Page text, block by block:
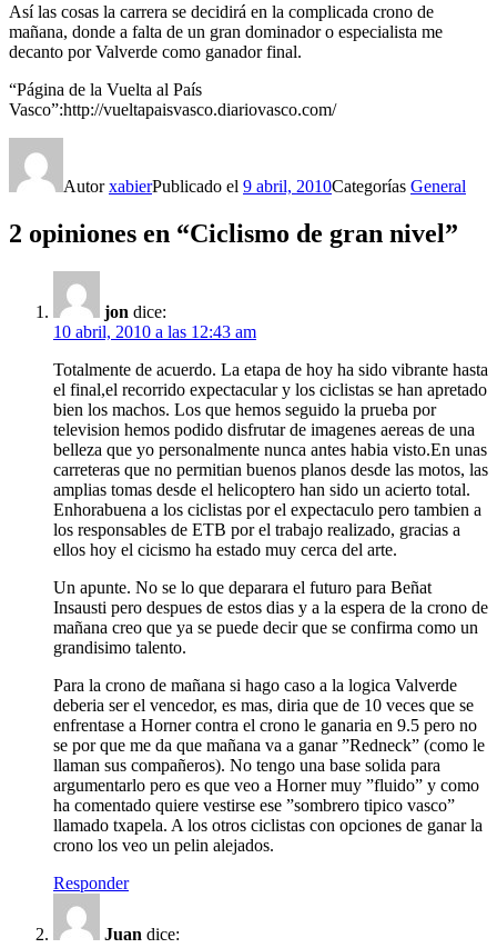
Así las cosas la carrera se decidirá en la complicada crono de
mañana, donde a falta de un gran dominador o especialista me
decanto por Valverde como ganador final.
“Página de la Vuelta al País
Vasco”:http://vueltapaisvasco.diariovasco.com/
AutorxabierPublicado el 9 abril, 2010Categorías General
2 opiniones en “Ciclismo de gran nivel”
jon dice:
10 abril, 2010 a las 12:43 am
Totalmente de acuerdo. La etapa de hoy ha sido vibrante hasta
el final,el recorrido expectacular y los ciclistas se han apretado
bien los machos. Los que hemos seguido la prueba por
television hemos podido disfrutar de imagenes aereas de una
belleza que yo personalmente nunca antes habia visto.En unas
carreteras que no permitian buenos planos desde las motos, las
amplias tomas desde el helicoptero han sido un acierto total.
Enhorabuena a los ciclistas por el expectaculo pero tambien a
los responsables de ETB por el trabajo realizado, gracias a
ellos hoy el cicismo ha estado muy cerca del arte.
Un apunte. No se lo que deparara el futuro para Beñat
Insausti pero despues de estos dias y a la espera de la crono de
mañana creo que ya se puede decir que se confirma como un
grandisimo talento.
Para la crono de mañana si hago caso a la logica Valverde
deberia ser el vencedor, es mas, diria que de 10 veces que se
enfrentase a Horner contra el crono le ganaria en 9.5 pero no
se por que me da que mañana va a ganar ”Redneck” (como le
llaman sus compañeros). No tengo una base solida para
argumentarlo pero es que veo a Horner muy ”fluido” y como
ha comentado quiere vestirse ese ”sombrero tipico vasco”
llamado txapela. A los otros ciclistas con opciones de ganar la
crono los veo un pelin alejados.
Responder
Juan dice: